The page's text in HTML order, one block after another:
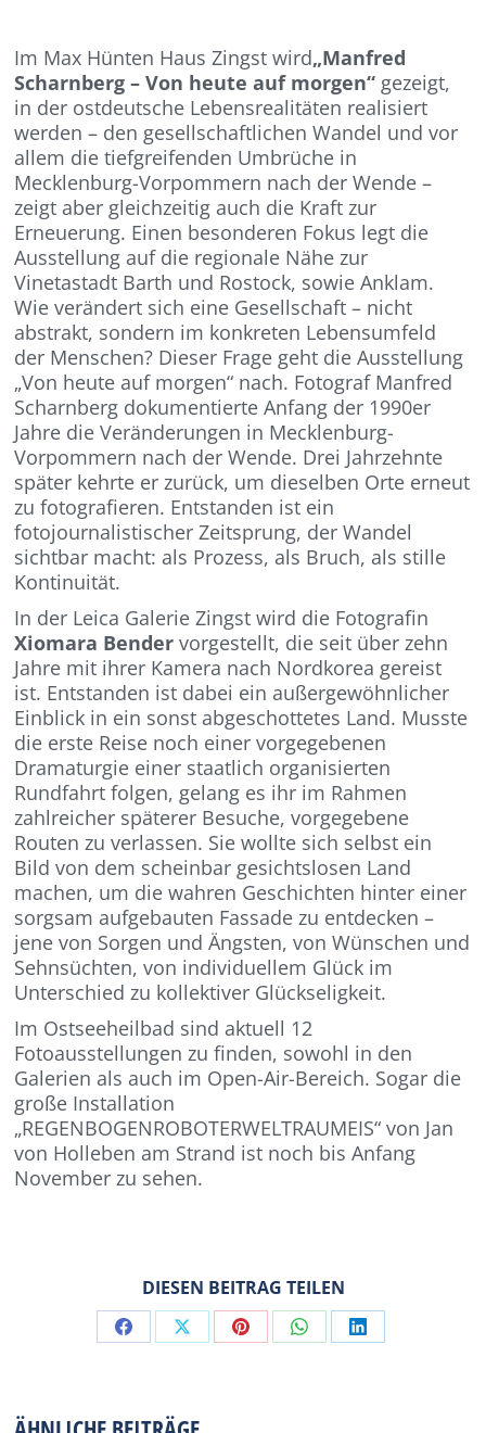
Im Max Hünten Haus Zingst wird„Manfred
Scharnberg – Von heute auf morgen“ gezeigt,
in der ostdeutsche Lebensrealitäten realisiert
werden – den gesellschaftlichen Wandel und vor
allem die tiefgreifenden Umbrüche in
Mecklenburg-Vorpommern nach der Wende –
zeigt aber gleichzeitig auch die Kraft zur
Erneuerung. Einen besonderen Fokus legt die
Ausstellung auf die regionale Nähe zur
Vinetastadt Barth und Rostock, sowie Anklam.
Wie verändert sich eine Gesellschaft – nicht
abstrakt, sondern im konkreten Lebensumfeld
der Menschen? Dieser Frage geht die Ausstellung
„Von heute auf morgen“ nach. Fotograf Manfred
Scharnberg dokumentierte Anfang der 1990er
Jahre die Veränderungen in Mecklenburg-
Vorpommern nach der Wende. Drei Jahrzehnte
später kehrte er zurück, um dieselben Orte erneut
zu fotografieren. Entstanden ist ein
fotojournalistischer Zeitsprung, der Wandel
sichtbar macht: als Prozess, als Bruch, als stille
Kontinuität.
In der Leica Galerie Zingst wird die Fotografin
Xiomara Bender vorgestellt, die seit über zehn
Jahre mit ihrer Kamera nach Nordkorea gereist
ist. Entstanden ist dabei ein außergewöhnlicher
Einblick in ein sonst abgeschottetes Land. Musste
die erste Reise noch einer vorgegebenen
Dramaturgie einer staatlich organisierten
Rundfahrt folgen, gelang es ihr im Rahmen
zahlreicher späterer Besuche, vorgegebene
Routen zu verlassen. Sie wollte sich selbst ein
Bild von dem scheinbar gesichtslosen Land
machen, um die wahren Geschichten hinter einer
sorgsam aufgebauten Fassade zu entdecken –
jene von Sorgen und Ängsten, von Wünschen und
Sehnsüchten, von individuellem Glück im
Unterschied zu kollektiver Glückseligkeit.
Im Ostseeheilbad sind aktuell 12
Fotoausstellungen zu finden, sowohl in den
Galerien als auch im Open-Air-Bereich. Sogar die
große Installation
„REGENBOGENROBOTERWELTRAUMEIS“ von Jan
von Holleben am Strand ist noch bis Anfang
November zu sehen.
DIESEN BEITRAG TEILEN
Share Share Share Share Share